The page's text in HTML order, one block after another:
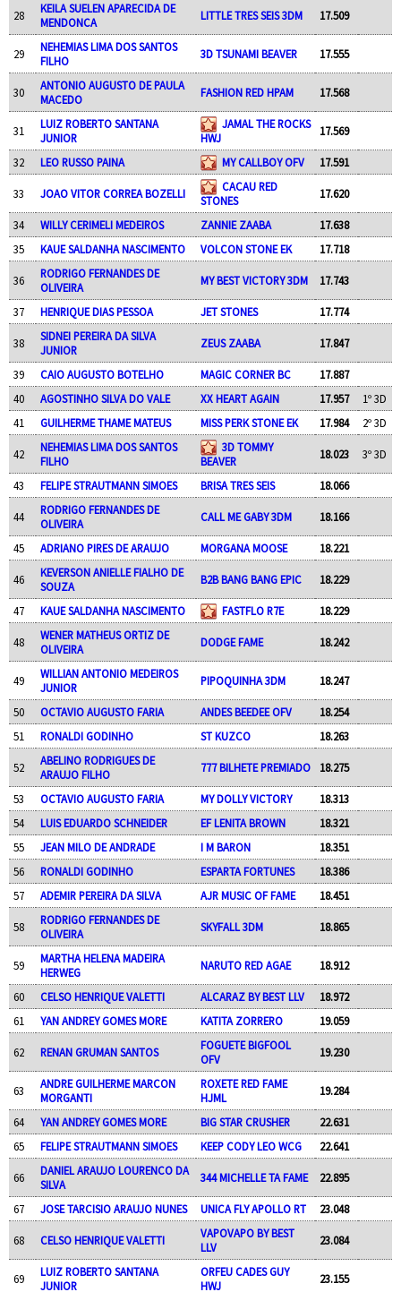
28
KEILA SUELEN APARECIDA DE
MENDONCA
LITTLE TRES SEIS 3DM 17.509
29
NEHEMIAS LIMA DOS SANTOS
FILHO
3D TSUNAMI BEAVER 17.555
30
ANTONIO AUGUSTO DE PAULA
MACEDO
FASHION RED HPAM 17.568
31
LUIZ ROBERTO SANTANA
JUNIOR
JAMAL THE ROCKS
HWJ
17.569
32 LEO RUSSO PAINA MY CALLBOY OFV 17.591
33 JOAO VITOR CORREA BOZELLI
CACAU RED
STONES
17.620
34 WILLY CERIMELI MEDEIROS ZANNIE ZAABA
17.638
35
KAUE SALDANHA NASCIMENTO VOLCON STONE EK 17.718
36
RODRIGO FERNANDES DE
OLIVEIRA
MY BEST VICTORY 3DM 17.743
37 HENRIQUE DIAS PESSOA JET STONES 17.774
38
SIDNEI PEREIRA DA SILVA
JUNIOR
ZEUS ZAABA 17.847
39 CAIO AUGUSTO BOTELHO MAGIC CORNER BC
17.887
40
AGOSTINHO SILVA DO VALE XX HEART AGAIN 17.957
1º 3D
41
GUILHERME THAME MATEUS MISS PERK STONE EK 17.984 2º 3D
42
NEHEMIAS LIMA DOS SANTOS
FILHO
3D TOMMY
BEAVER
18.023 3º 3D
43 FELIPE STRAUTMANN SIMOES BRISA TRES SEIS 18.066
44
RODRIGO FERNANDES DE
OLIVEIRA
CALL ME GABY 3DM 18.166
45 ADRIANO PIRES DE ARAUJO MORGANA MOOSE 18.221
46
KEVERSON ANIELLE FIALHO DE
SOUZA
B2B BANG BANG EPIC 18.229
47 KAUE SALDANHA NASCIMENTO FASTFLO R7E 18.229
48
WENER MATHEUS ORTIZ DE
OLIVEIRA
DODGE FAME 18.242
49
WILLIAN ANTONIO MEDEIROS
JUNIOR
PIPOQUINHA 3DM 18.247
50 OCTAVIO AUGUSTO FARIA ANDES BEEDEE OFV
18.254
51
RONALDI GODINHO ST KUZCO 18.263
52
ABELINO RODRIGUES DE
ARAUJO FILHO
777 BILHETE PREMIADO 18.275
53 OCTAVIO AUGUSTO FARIA MY DOLLY VICTORY
18.313
54
LUIS EDUARDO SCHNEIDER EF LENITA BROWN
18.321
55
JEAN MILO DE ANDRADE I M BARON
18.351
56
RONALDI GODINHO ESPARTA FORTUNES
18.386
57
ADEMIR PEREIRA DA SILVA AJR MUSIC OF FAME 18.451
58
RODRIGO FERNANDES DE
OLIVEIRA
SKYFALL 3DM 18.865
59
MARTHA HELENA MADEIRA
HERWEG
NARUTO RED AGAE 18.912
60 CELSO HENRIQUE VALETTI ALCARAZ BY BEST LLV
18.972
61
YAN ANDREY GOMES MORE KATITA ZORRERO 19.059
62 RENAN GRUMAN SANTOS
FOGUETE BIGFOOL
OFV
19.230
63
ANDRE GUILHERME MARCON
MORGANTI
ROXETE RED FAME
HJML
19.284
64 YAN ANDREY GOMES MORE BIG STAR CRUSHER
22.631
65
FELIPE STRAUTMANN SIMOES KEEP CODY LEO WCG 22.641
66
DANIEL ARAUJO LOURENCO DA
SILVA
344 MICHELLE TA FAME 22.895
67 JOSE TARCISIO ARAUJO NUNES UNICA FLY APOLLO RT 23.048
68 CELSO HENRIQUE VALETTI
VAPOVAPO BY BEST
LLV
23.084
69
LUIZ ROBERTO SANTANA
JUNIOR
ORFEU CADES GUY
HWJ
23.155